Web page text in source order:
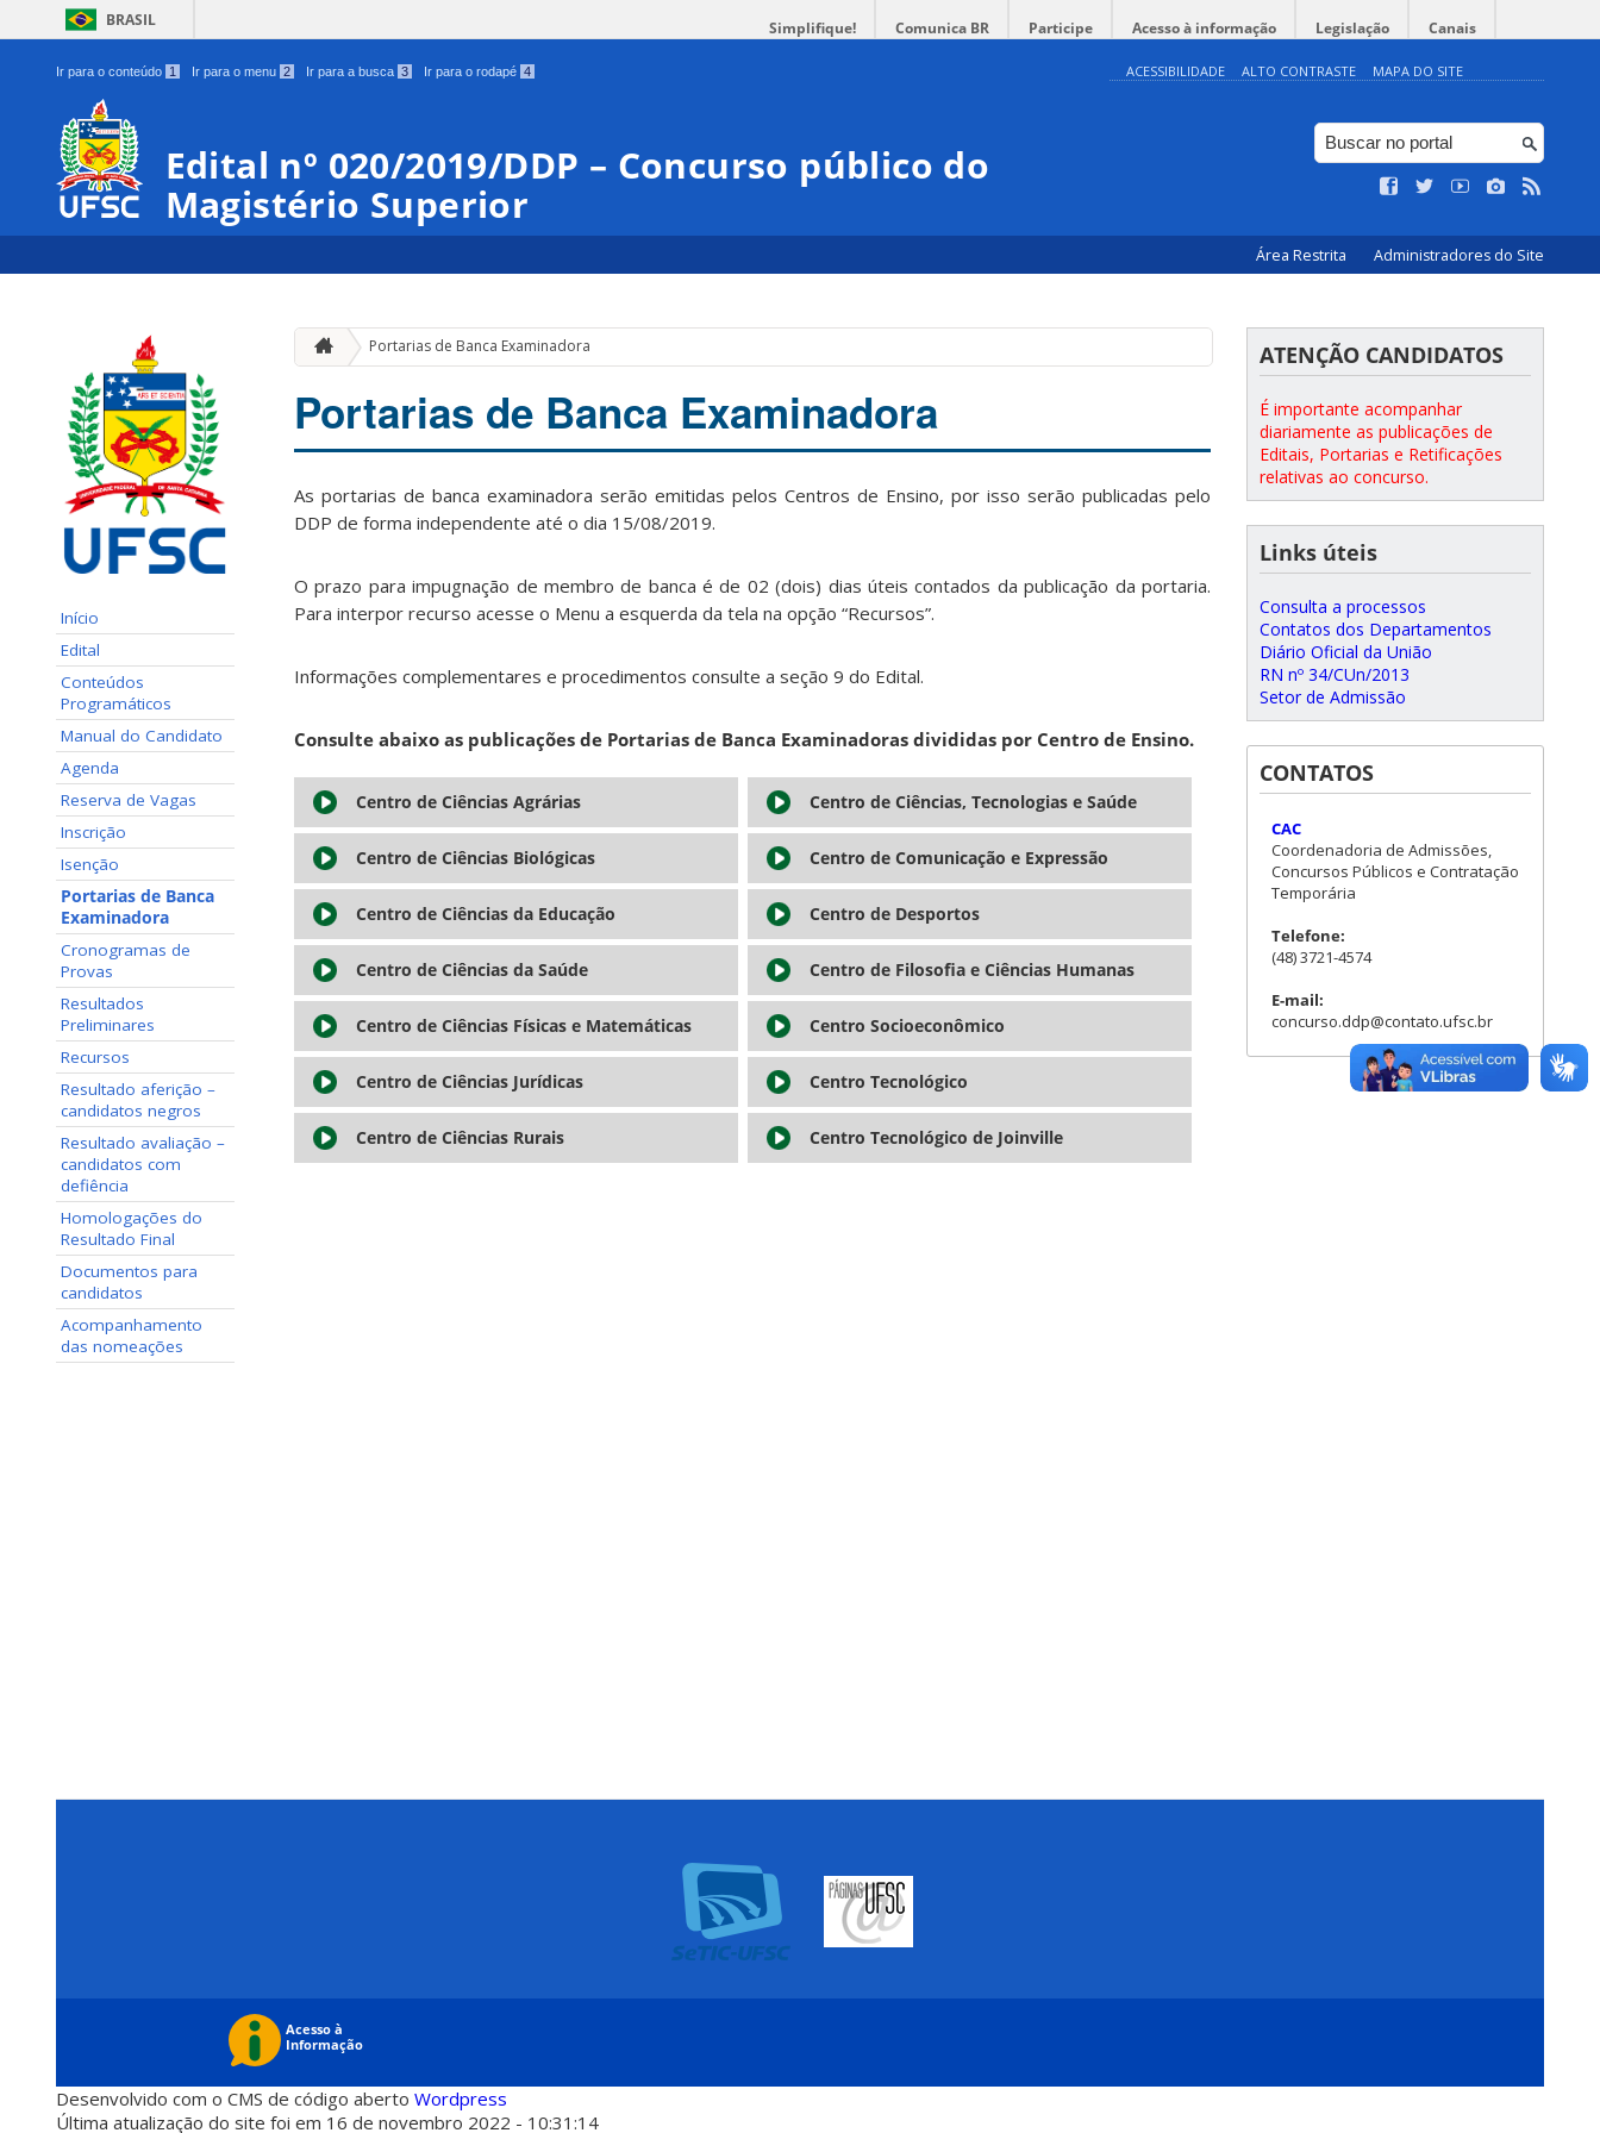
BRASIL Simplifique! Comunica BR Participe Acesso à informação Legislação Canais
Ir para o conteúdo 1 Ir para o menu 2 Ir para a busca 3 Ir para o rodapé 4 ACESSIBILIDADE ALTO CONTRASTE MAPA DO SITE
Edital nº 020/2019/DDP – Concurso público do
Magistério Superior
Área Restrita Administradores do Site
Início
Edital
Conteúdos
Programáticos
Manual do Candidato
Agenda
Reserva de Vagas
Inscrição
Isenção
Portarias de Banca
Examinadora
Cronogramas de
Provas
Resultados
Preliminares
Recursos
Resultado aferição –
candidatos negros
Resultado avaliação –
candidatos com
defiência
Homologações do
Resultado Final
Documentos para
candidatos
Acompanhamento
das nomeações
Portarias de Banca Examinadora
Portarias de Banca Examinadora
As portarias de banca examinadora serão emitidas pelos Centros de Ensino, por isso serão publicadas pelo
DDP de forma independente até o dia 15/08/2019.
O prazo para impugnação de membro de banca é de 02 (dois) dias úteis contados da publicação da portaria.
Para interpor recurso acesse o Menu a esquerda da tela na opção “Recursos”.
Informações complementares e procedimentos consulte a seção 9 do Edital.
Consulte abaixo as publicações de Portarias de Banca Examinadoras divididas por Centro de Ensino.
Centro de Ciências Agrárias
Centro de Ciências Biológicas
Centro de Ciências da Educação
Centro de Ciências da Saúde
Centro de Ciências Físicas e Matemáticas
Centro de Ciências Jurídicas
Centro de Ciências Rurais
Centro de Ciências, Tecnologias e Saúde
Centro de Comunicação e Expressão
Centro de Desportos
Centro de Filosofia e Ciências Humanas
Centro Socioeconômico
Centro Tecnológico
Centro Tecnológico de Joinville
ATENÇÃO CANDIDATOS
É importante acompanhar
diariamente as publicações de
Editais, Portarias e Retificações
relativas ao concurso.
Links úteis
Consulta a processos
Contatos dos Departamentos
Diário Oficial da União
RN nº 34/CUn/2013
Setor de Admissão
CONTATOS
CAC
Coordenadoria de Admissões,
Concursos Públicos e Contratação
Temporária
Telefone:
(48) 3721-4574
E-mail:
concurso.ddp@contato.ufsc.br
Desenvolvido com o CMS de código aberto Wordpress
Última atualização do site foi em 16 de novembro 2022 - 10:31:14